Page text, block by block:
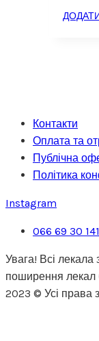
Контакти
Оплата та
Публічна
Політика
Instagram
066 69 30 141
Увага! Всі
поширення лекал
2023 © Усі права